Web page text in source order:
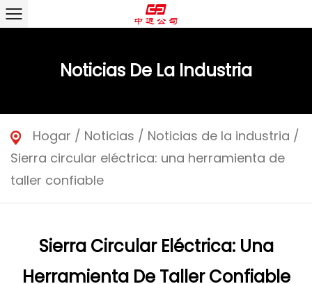
Noticias De La Industria
Hogar / Noticias / Noticias de la industria /
Sierra circular eléctrica: una herramienta de
taller confiable
Sierra Circular Eléctrica: Una
Herramienta De Taller Confiable